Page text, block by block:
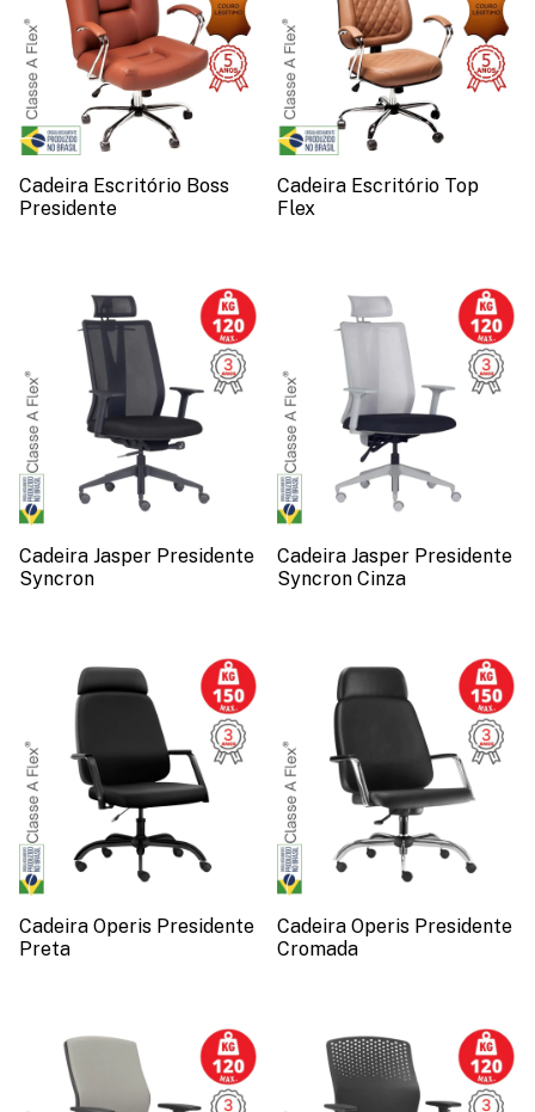
Cadeira Escritório Boss
Presidente
Cadeira Escritório Top
Flex
Cadeira Jasper Presidente
Syncron
Cadeira Jasper Presidente
Syncron Cinza
Cadeira Operis Presidente
Preta
Cadeira Operis Presidente
Cromada